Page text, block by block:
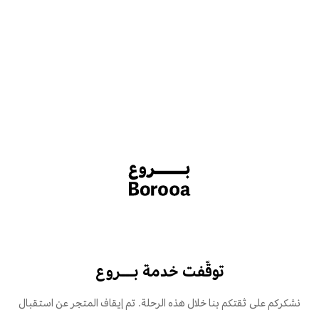
توقّفت خدمة بـــروع
نشكركم على ثقتكم بنا خلال هذه الرحلة. تم إيقاف المتجر عن استقبال